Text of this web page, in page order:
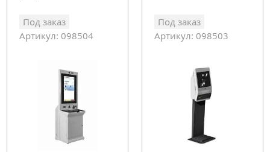
Под заказ
Артикул: 098504
Под заказ
Артикул: 098503